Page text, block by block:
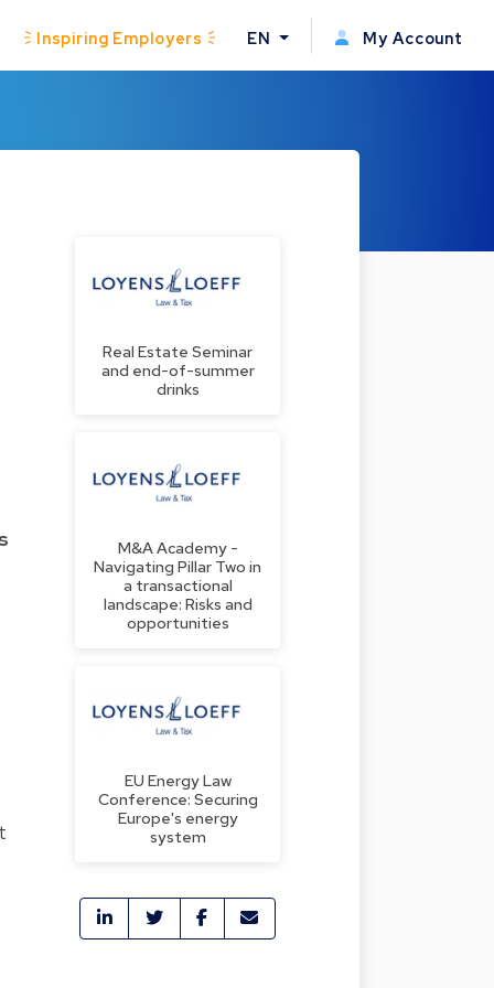
Inspiring Employers EN My Account
Real Estate Seminar
and end-of-summer
drinks
M&A Academy -
Navigating Pillar Two in
a transactional
landscape: Risks and
opportunities
EU Energy Law
Conference: Securing
Europe's energy
system